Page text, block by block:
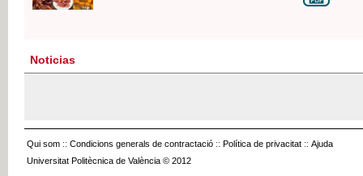
Noticias
Qui som :: Condicions generals de contractació :: Política de privacitat :: Ajuda
Universitat Politècnica de València © 2012